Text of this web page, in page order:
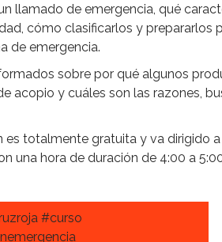
llamado de emergencia, qué
cómo clasificarlos y prepararlos
de emergencia.
sobre por qué algunos
acopio y cuáles son las razones,
es totalmente gratuita y va dirigido
una hora de duración de 4:00 a
#curso